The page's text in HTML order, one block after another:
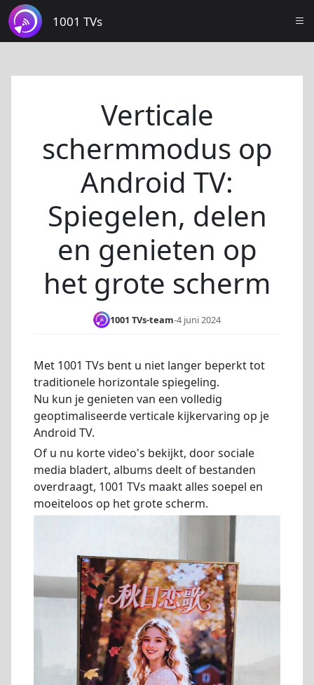
1001 TVs
Verticale
schermmodus op
Android TV:
Spiegelen, delen
en genieten op
het grote scherm
1001 TVs-team-4 juni 2024
Met 1001 TVs bent u niet langer beperkt tot
traditionele horizontale spiegeling.
Nu kun je genieten van een volledig
geoptimaliseerde verticale kijkervaring op je
Android TV.
Of u nu korte video's bekijkt, door sociale
media bladert, albums deelt of bestanden
overdraagt, 1001 TVs maakt alles soepel en
moeiteloos op het grote scherm.